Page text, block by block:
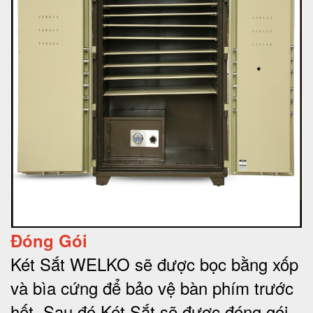
Đóng Gói
Két Sắt WELKO sẽ được bọc bằng xốp
và bìa cứng để bảo vệ bàn phím trước